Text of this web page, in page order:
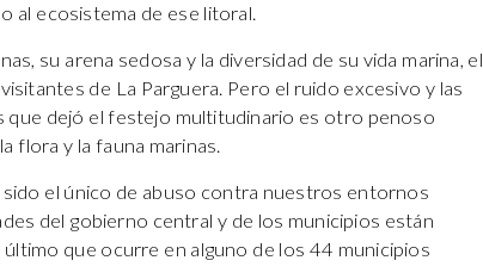
al ecosistema de ese litoral.
su arena sedosa y la diversidad de su vida marina, el
de La Parguera. Pero el ruido excesivo y las
que dejó el festejo multitudinario es otro penoso
flora y la fauna marinas.
el único de abuso contra nuestros entornos
del gobierno central y de los municipios están
último que ocurre en alguno de los 44 municipios